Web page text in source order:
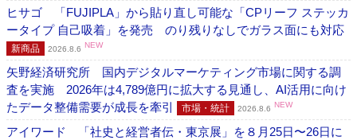
ヒサゴ 「FUJIPLA」から貼り直し可能な「CPリーフ ステッカ
ータイプ 自己吸着」を発売 のり残りなしでガラス面にも対応
新商品 2026.8.6 NEW
矢野経済研究所 国内デジタルマーケティング市場に関する調
査を実施 2026年は4,789億円に拡大する見通し、AI活用に向け
たデータ整備需要が成長を牽引
市場・統計 2026.8.6 NEW
アイワード 「社史と経営者伝・東京展」を８月25日〜26日に